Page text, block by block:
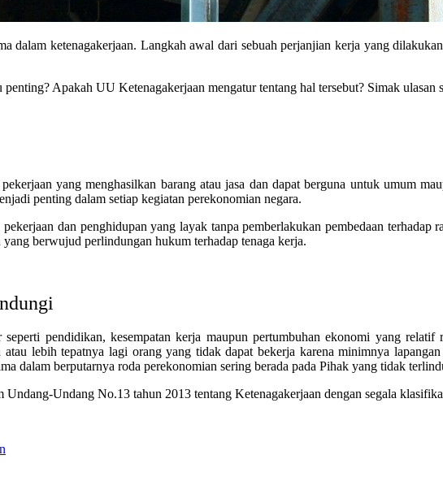
dalam ketenagakerjaan. Langkah awal dari sebuah perjanjian kerja yang
Apakah UU Ketenagakerjaan mengatur tentang hal tersebut? Simak
yang menghasilkan barang atau jasa dan dapat berguna untuk umum
penting dalam setiap kegiatan perekonomian negara.
dan penghidupan yang layak tanpa pemberlakukan pembedaan terhadap
berwujud perlindungan hukum terhadap tenaga kerja.
seperti pendidikan, kesempatan kerja maupun pertumbuhan ekonomi yang
lebih tepatnya lagi orang yang tidak dapat bekerja karena minimnya
dalam berputarnya roda perekonomian sering berada pada Pihak yang tidak
Undang No.13 tahun 2013 tentang Ketenagakerjaan dengan segala